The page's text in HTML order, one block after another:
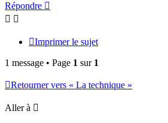
Répondre
Imprimer le sujet
1 message • Page 1 sur 1
Retourner vers « La technique »
Aller à